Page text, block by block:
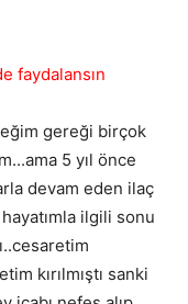
faydalansın
gereği birçok
5 yıl önce
devam eden ilaç
ilgili sonu
kırılmıştı sanki